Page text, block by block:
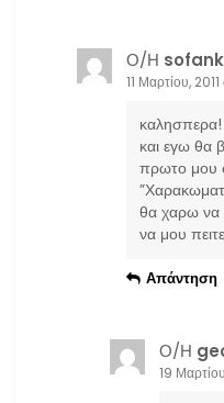
Ο/Η
11 Μαρτίου, 2011
καλησπερα!
και εγω θα
πρωτο μου
θα χαρω να
να μου
Απάντηση
Ο/Η
19